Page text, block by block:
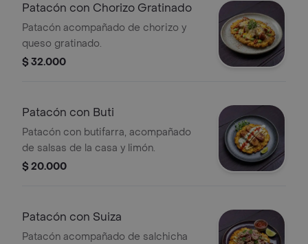
Patacón con Chorizo Gratinado
Patacón acompañado de chorizo y
queso gratinado.
$ 32.000
Patacón con Buti
Patacón con butifarra, acompañado
de salsas de la casa y limón.
$ 20.000
Patacón con Suiza
Patacón acompañado de salchicha